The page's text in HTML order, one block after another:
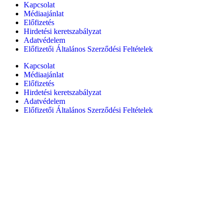
Kapcsolat
Médiaajánlat
Előfizetés
Hirdetési keretszabályzat
Adatvédelem
Előfizetői Általános Szerződési Feltételek
Kapcsolat
Médiaajánlat
Előfizetés
Hirdetési keretszabályzat
Adatvédelem
Előfizetői Általános Szerződési Feltételek